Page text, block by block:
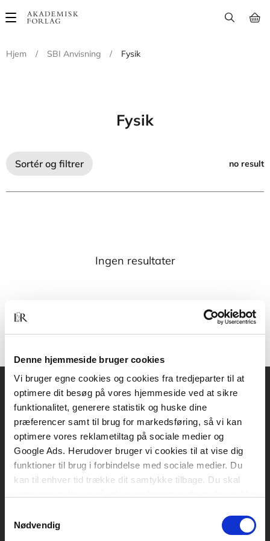
Denne hjemmeside bruger cookies
Vi bruger egne cookies og cookies fra tredjeparter til at
optimere dit besøg på vores hjemmeside ved at sikre
funktionalitet, generere statistik og huske dine
præferencer samt til brug for markedsføring, så vi kan
optimere vores reklametiltag på sociale medier og
Google Ads. Herudover bruger vi cookies til at vise dig
funktioner til brug i forbindelse med sociale medier. Du
kan til enhver tid trække dit samtykke tilbage. Du skal
tilbagetrækker et samtykke.
Nødvendig
Main
Hjem
/ SBI Anvisning / Fysik
Fysik
Sortér og filtrer no result
Ingen resultater
Akademisk Forlag
Vognmagergade 11
1120 København K
CVR 76351910
Kontakt kundeservice